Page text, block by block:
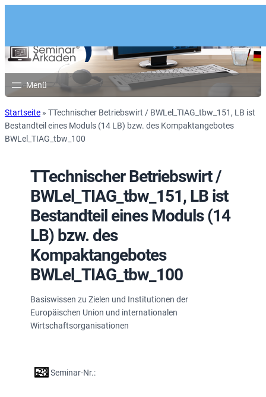
Startseite » TTechnischer Betriebswirt / BWLel_TIAG_tbw_151, LB ist
Bestandteil eines Moduls (14 LB) bzw. des Kompaktangebotes
BWLel_TIAG_tbw_100
TTechnischer Betriebswirt /
BWLel_TIAG_tbw_151, LB ist
Bestandteil eines Moduls (14
LB) bzw. des
Kompaktangebotes
BWLel_TIAG_tbw_100
Basiswissen zu Zielen und Institutionen der
Europäischen Union und internationalen
Wirtschaftsorganisationen
Seminar-Nr.: